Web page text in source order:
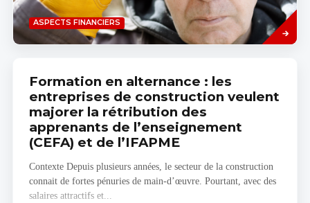
ASPECTS FINANCIERS
Savoir
plus
Formation en alternance : les
entreprises de construction veulent
majorer la rétribution des
apprenants de l’enseignement
(CEFA) et de l’IFAPME
Contexte Depuis plusieurs années, le secteur de la construction
connait de fortes pénuries de main-d’œuvre. Pourtant, avec des
salaires attractifs et...